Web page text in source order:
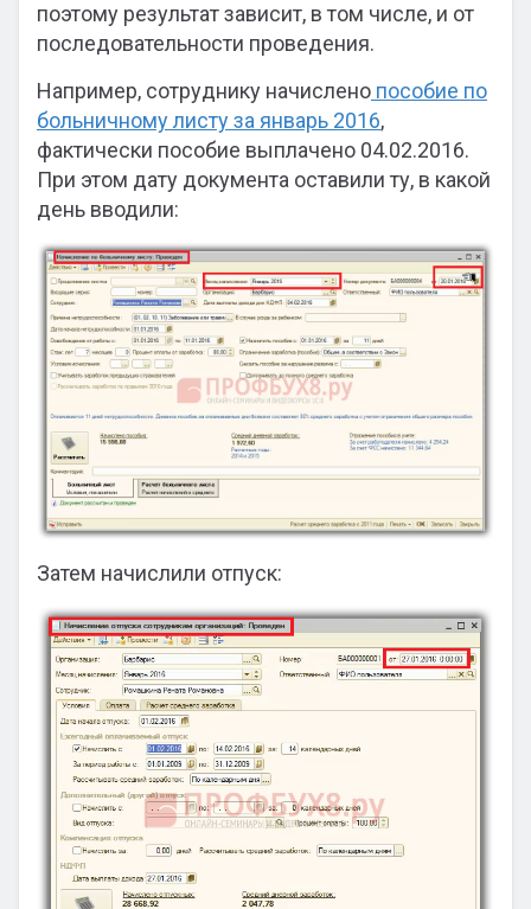
поэтому результат зависит, в том числе, и от
последовательности проведения.
Например, сотруднику начислено пособие по
больничному листу за январь 2016,
фактически пособие выплачено 04.02.2016.
При этом дату документа оставили ту, в какой
день вводили:
Затем начислили отпуск: